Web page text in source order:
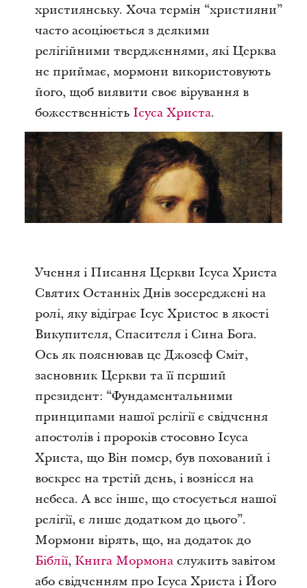
християнську. Хоча термін “християни”
часто асоціюється з деякими
релігійними твердженнями, які Церква
не приймає, мормони використовують
його, щоб виявити своє вірування в
божественність Ісуса Христа.
Учення і Писання Церкви Ісуса Христа
Святих Останніх Днів зосереджені на
ролі, яку відіграє Ісус Христос в якості
Викупителя, Спасителя і Сина Бога.
Ось як пояснював це Джозеф Сміт,
засновник Церкви та її перший
президент: “Фундаментальними
принципами нашої релігії є свідчення
апостолів і пророків стосовно Ісуса
Христа, що Він помер, був похований і
воскрес на третій день, і вознісся на
небеса. А все інше, що стосується нашої
релігії, є лише додатком до цього”.
Мормони вірять, що, на додаток до
Біблії, Книга Мормонаслужить завітом
або свідченням про Ісуса Христа і Його